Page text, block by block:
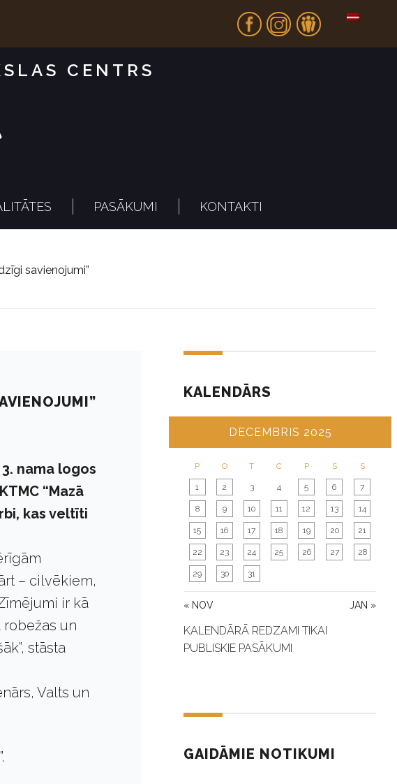
Fb In Dr
CENTRS
PASĀKUMI KONTAKTI
savienojumi”
nama logos
“Mazā
kas veltīti
– cilvēkiem,
ir kā
un
stāsta
Valts un
KALENDĀRS
DECEMBRIS 2025
P O T C P S S
« NOV JAN »
1 2 3 4 5 6 7
8 9 10 11 12 13 14
15 16 17 18 19 20 21
22 23 24 25 26 27 28
29 30 31
KALENDĀRĀ REDZAMI TIKAI
PUBLISKIE PASĀKUMI
GAIDĀMIE NOTIKUMI